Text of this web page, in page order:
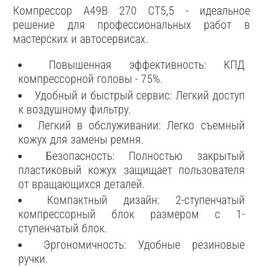
Компрессор A49B 270 CT5,5 - идеальное
решение для профессиональных работ в
мастерских и автосервисах.
Повышенная эффективность: КПД
компрессорной головы - 75%.
Удобный и быстрый сервис: Легкий доступ
к воздушному фильтру.
Легкий в обслуживании: Легко съемный
кожух для замены ремня.
Безопасность: Полностью закрытый
пластиковый кожух защищает пользователя
от вращающихся деталей.
Компактный дизайн: 2-ступенчатый
компрессорный блок размером с 1-
ступенчатый блок.
Эргономичность: Удобные резиновые
ручки.